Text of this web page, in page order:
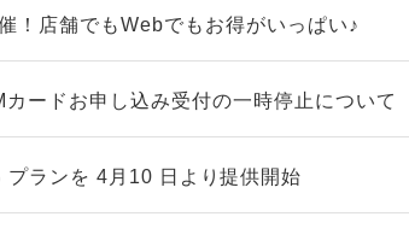
！店舗でもWebでもお得がいっぱい♪
カードお申し込み受付の一時停止について
ランを 4月10 日より提供開始